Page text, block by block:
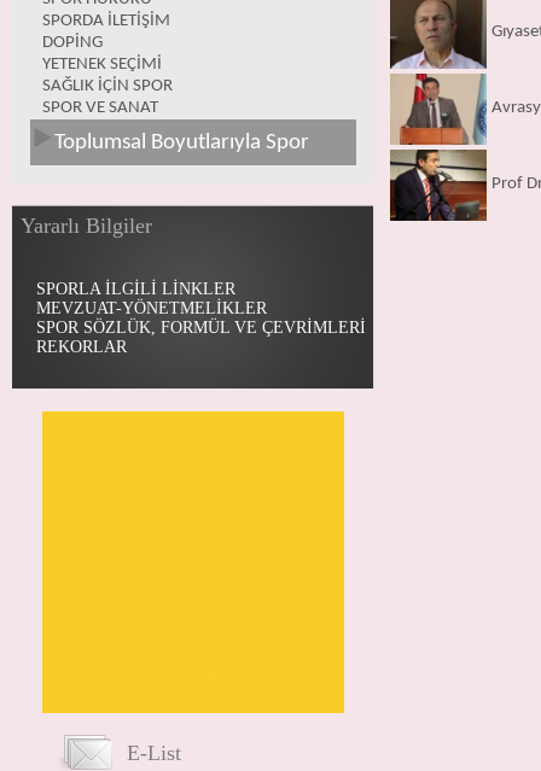
SPORDA İLETİŞİM
DOPİNG
YETENEK SEÇİMİ
SAĞLIK İÇİN SPOR
SPOR VE SANAT
Toplumsal Boyutlarıyla Spor
Yararlı Bilgiler
SPORLA İLGİLİ LİNKLER
MEVZUAT-YÖNETMELİKLER
SPOR SÖZLÜK, FORMÜL VE ÇEVRİMLERİ
REKORLAR
E-List
Prof